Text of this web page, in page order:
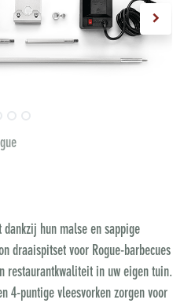
hun malse en sappige
draaispitset voor Rogue-barbecues
restaurantkwaliteit in uw eigen tuin.
4-puntige vleesvorken zorgen voor